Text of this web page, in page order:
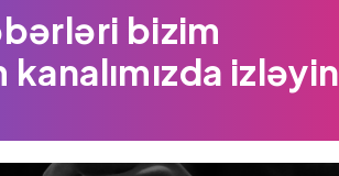
bizim
izləyin